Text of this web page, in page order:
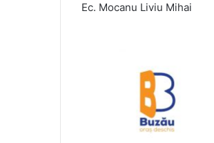
Ec. Mocanu Liviu Mihai